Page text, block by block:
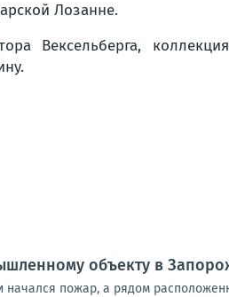
Лозанне.
Вексельберга,
объекту в
начался пожар, а рядом